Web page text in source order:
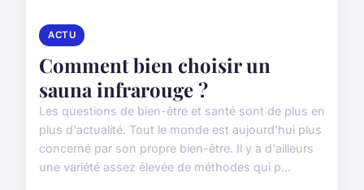
ACTU
Comment bien choisir un
sauna infrarouge ?
Les questions de bien-être et santé sont de plus en
plus d'actualité. Tout le monde est aujourd'hui plus
concerné par son propre bien-être. Il y a d'ailleurs
une variété assez élevée de méthodes qui p...